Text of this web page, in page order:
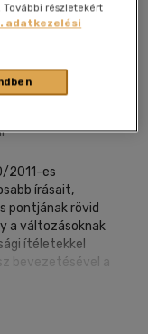
2011-es
írásait,
pontjának rövid
a változásoknak
ítéletekkel
bevezetésével a
is megnő
A kötet ennek
részletekért
adatkezelési